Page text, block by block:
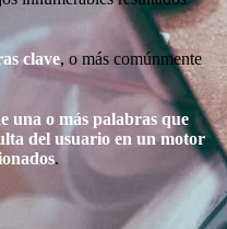
clave, o más comúnmente
una o más palabras que
del usuario en un motor
.